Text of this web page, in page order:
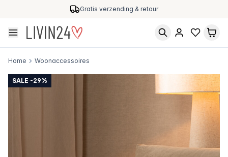
Gratis verzending & retour
Home Woonaccessoires
SALE -29%